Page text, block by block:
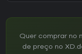
Quer comprar no
de preço no